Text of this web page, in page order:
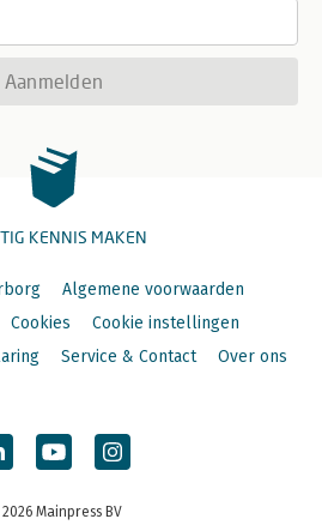
Aanmelden
KENNIS MAKEN
Algemene voorwaarden
Cookies
Cookie instellingen
Service & Contact Over ons
Mainpress BV